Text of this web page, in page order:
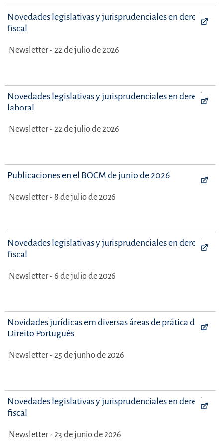
Novedades legislativas y jurisprudenciales en derecho
fiscal
Newsletter - 22 de julio de 2026
Novedades legislativas y jurisprudenciales en derecho
laboral
Newsletter - 22 de julio de 2026
Publicaciones en el BOCM de junio de 2026
Newsletter - 8 de julio de 2026
Novedades legislativas y jurisprudenciales en derecho
fiscal
Newsletter - 6 de julio de 2026
Novidades jurídicas em diversas áreas de prática do
Direito Português
Newsletter - 25 de junho de 2026
Novedades legislativas y jurisprudenciales en derecho
fiscal
Newsletter - 23 de junio de 2026